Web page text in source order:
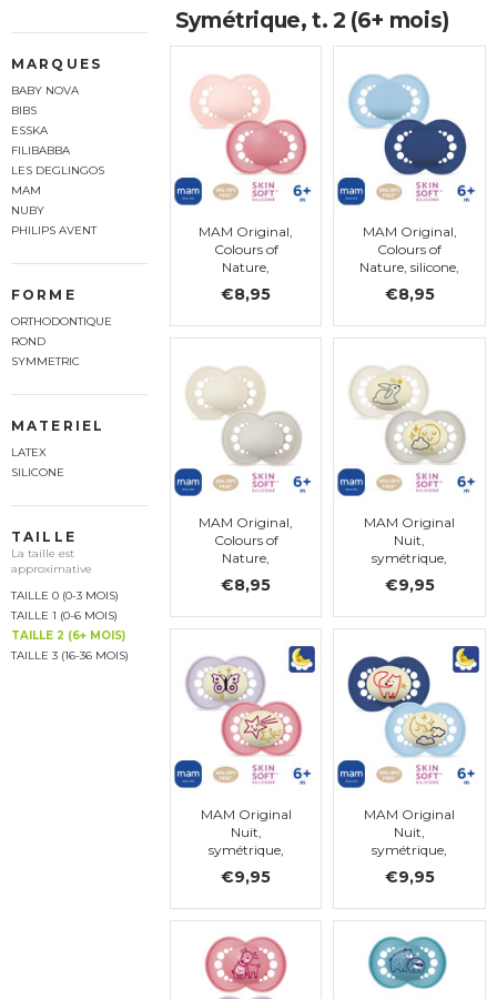
MARQUES
BABY NOVA
BIBS
ESSKA
FILIBABBA
LES DEGLINGOS
MAM
NUBY
PHILIPS AVENT
FORME
ORTHODONTIQUE
ROND
SYMMETRIC
MATERIEL
LATEX
SILICONE
TAILLE
La taille est
approximative
TAILLE 0 (0-3 MOIS)
TAILLE 1 (0-6 MOIS)
TAILLE 2 (6+ MOIS)
TAILLE 3 (16-36 MOIS)
Symétrique, t. 2 (6+ mois)
MAM Original,
Colours of
Nature,
silicone, taille 2
€8,95
MAM Original,
Colours of
Nature, silicone,
€8,95
MAM Original,
Colours of
Nature,
symétrique.
silicone, taille 2
€8,95
MAM Original
Nuit,
symétrique,
silicone, taille 2
€9,95
MAM Original
Nuit,
symétrique,
(rose, nacre)
€9,95
MAM Original
Nuit,
symétrique,
(bleu)
€9,95